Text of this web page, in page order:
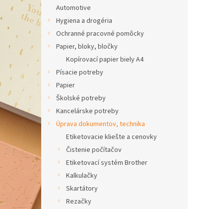
Automotive
Hygiena a drogéria
Ochranné pracovné pomôcky
Papier, bloky, bločky
Kopírovací papier biely A4
Písacie potreby
Papier
Školské potreby
Kancelárske potreby
Úprava dokumentov, technika
Etiketovacie kliešte a cenovky
Čistenie počítačov
Etiketovací systém Brother
Kalkulačky
Skartátory
Rezačky